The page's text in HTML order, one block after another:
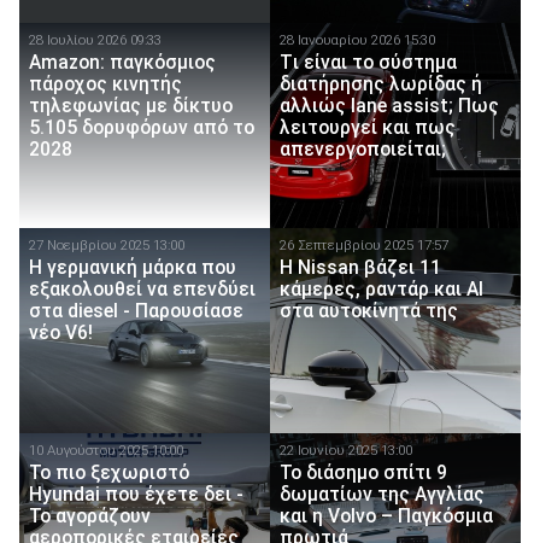
28 Ιουλίου 2026 09:33
Amazon: παγκόσμιος
πάροχος κινητής
τηλεφωνίας με δίκτυο
5.105 δορυφόρων από το
2028
28 Ιανουαρίου 2026 15:30
Tι είναι το σύστημα
διατήρησης λωρίδας ή
αλλιώς lane assist; Πως
λειτουργεί και πως
απενεργοποιείται;
27 Νοεμβρίου 2025 13:00
Η γερμανική μάρκα που
εξακολουθεί να επενδύει
στα diesel - Παρουσίασε
νέο V6!
26 Σεπτεμβρίου 2025 17:57
Η Nissan βάζει 11
κάμερες, ραντάρ και ΑΙ
στα αυτοκίνητά της
10 Αυγούστου 2025 10:00
Το πιο ξεχωριστό
Hyundai που έχετε δει -
Το αγοράζουν
αεροπορικές εταιρείες
22 Ιουνίου 2025 13:00
Το διάσημο σπίτι 9
δωματίων της Αγγλίας
και η Volvo – Παγκόσμια
πρωτιά